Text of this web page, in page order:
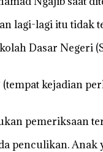
lagi-lagi itu tidak
Dasar Negeri
kejadian
pemeriksaan
penculikan.